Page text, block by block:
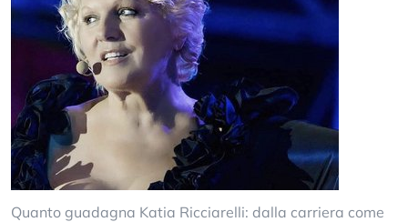
Quanto guadagna Katia Ricciarelli: dalla carriera come